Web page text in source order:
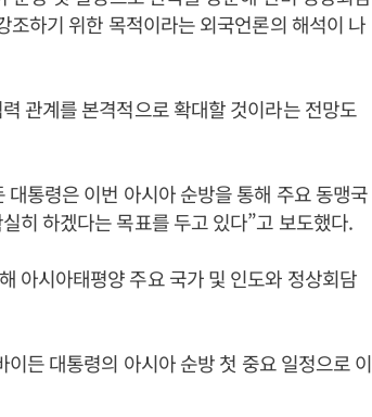
하기 위한 목적이라는 외국언론의 해석이 나
관계를 본격적으로 확대할 것이라는 전망도
통령은 이번 아시아 순방을 통해 주요 동맹국
히 하겠다는 목표를 두고 있다”고 보도했다.
아시아태평양 주요 국가 및 인도와 정상회담
든 대통령의 아시아 순방 첫 중요 일정으로 이